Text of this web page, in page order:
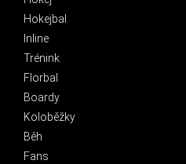
Hokejbal
Inline
Trénink
Florbal
Boardy
Koloběžky
Běh
Fans